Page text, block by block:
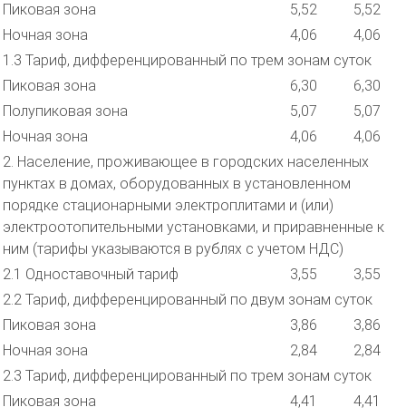
Пиковая зона
5,52
5,52
Ночная зона
4,06
4,06
1.3 Тариф, дифференцированный по трем зонам суток
Пиковая зона
6,30
6,30
Полупиковая зона
5,07
5,07
Ночная зона
4,06
4,06
2. Население, проживающее в городских населенных
пунктах в домах, оборудованных в установленном
порядке стационарными электроплитами и (или)
электроотопительными установками, и приравненные к
ним (тарифы указываются в рублях с учетом НДС)
2.1 Одноставочный тариф
3,55
3,55
2.2 Тариф, дифференцированный по двум зонам суток
Пиковая зона
3,86
3,86
Ночная зона
2,84
2,84
2.3 Тариф, дифференцированный по трем зонам суток
Пиковая зона
4,41
4,41